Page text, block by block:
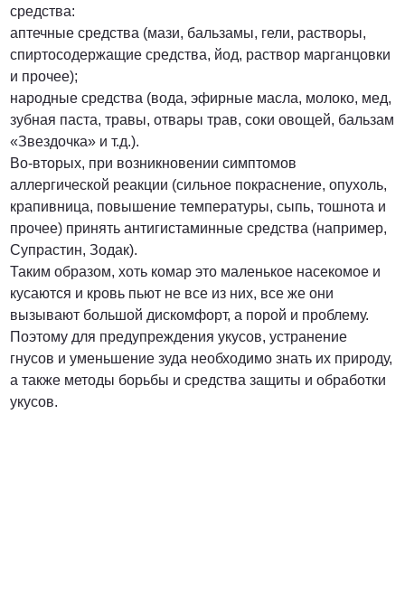
средства:
аптечные средства (мази, бальзамы, гели, растворы,
спиртосодержащие средства, йод, раствор марганцовки
и прочее);
народные средства (вода, эфирные масла, молоко, мед,
зубная паста, травы, отвары трав, соки овощей, бальзам
«Звездочка» и т.д.).
Во-вторых, при возникновении симптомов
аллергической реакции (сильное покраснение, опухоль,
крапивница, повышение температуры, сыпь, тошнота и
прочее) принять антигистаминные средства (например,
Супрастин, Зодак).
Таким образом, хоть комар это маленькое насекомое и
кусаются и кровь пьют не все из них, все же они
вызывают большой дискомфорт, а порой и проблему.
Поэтому для предупреждения укусов, устранение
гнусов и уменьшение зуда необходимо знать их природу,
а также методы борьбы и средства защиты и обработки
укусов.